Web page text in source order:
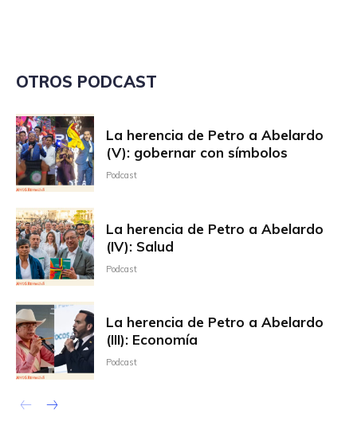
OTROS PODCAST
La herencia de Petro a Abelardo
(V): gobernar con símbolos
Podcast
La herencia de Petro a Abelardo
(IV): Salud
Podcast
La herencia de Petro a Abelardo
(III): Economía
Podcast